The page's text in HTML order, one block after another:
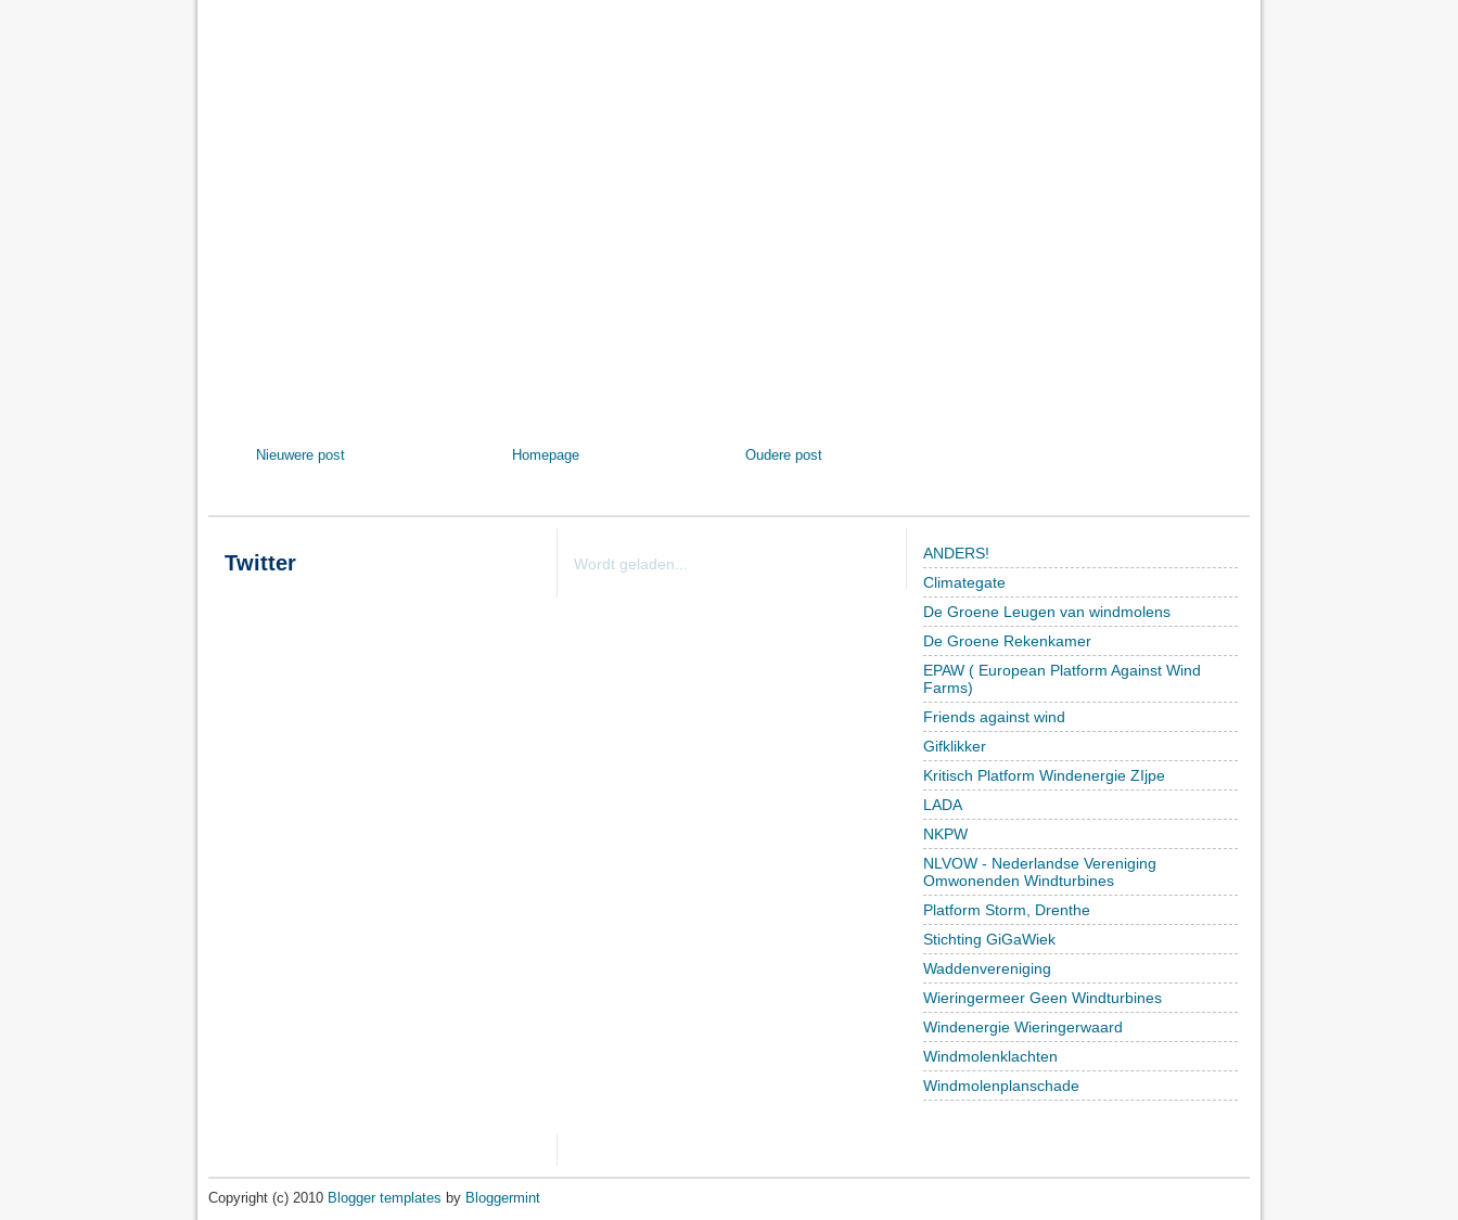
Nieuwere post Oudere post
Homepage
Twitter Wordt geladen...
ANDERS!
Climategate
De Groene Leugen van windmolens
De Groene Rekenkamer
EPAW ( European Platform Against Wind
Farms)
Friends against wind
Gifklikker
Kritisch Platform Windenergie ZIjpe
LADA
NKPW
NLVOW - Nederlandse Vereniging
Omwonenden Windturbines
Platform Storm, Drenthe
Stichting GiGaWiek
Waddenvereniging
Wieringermeer Geen Windturbines
Windenergie Wieringerwaard
Windmolenklachten
Windmolenplanschade
Copyright (c) 2010 Blogger templates by Bloggermint